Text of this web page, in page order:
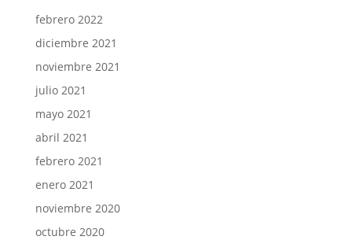
febrero 2022
diciembre 2021
noviembre 2021
julio 2021
mayo 2021
abril 2021
febrero 2021
enero 2021
noviembre 2020
octubre 2020